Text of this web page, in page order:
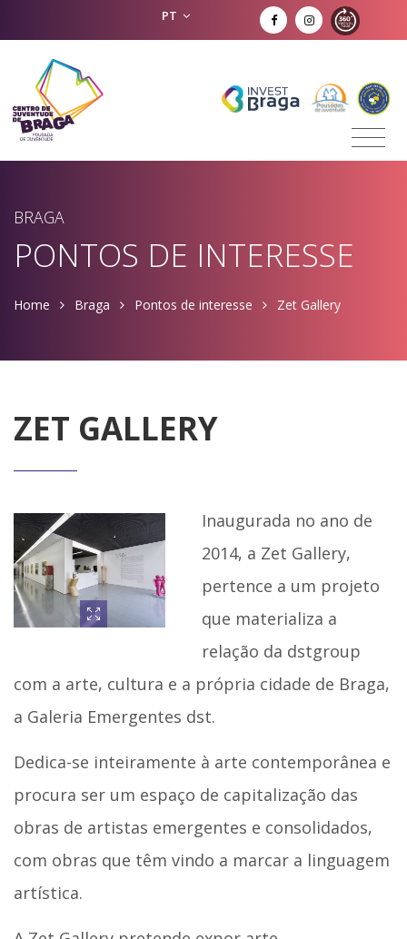
PT
BRAGA
PONTOS DE INTERESSE
Home Braga Pontos de interesse Zet Gallery
ZET GALLERY
Inaugurada no ano de
2014, a Zet Gallery,
pertence a um projeto
que materializa a
relação da dstgroup
com a arte, cultura e a própria cidade de Braga,
a Galeria Emergentes dst.
Dedica-se inteiramente à arte contemporânea e
procura ser um espaço de capitalização das
obras de artistas emergentes e consolidados,
com obras que têm vindo a marcar a linguagem
artística.